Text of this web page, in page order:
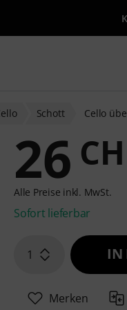
mit Suchwort
Schott Cello
26
Alle Preise inkl. MwSt.
Sofort lieferbar
1 IN
Merken